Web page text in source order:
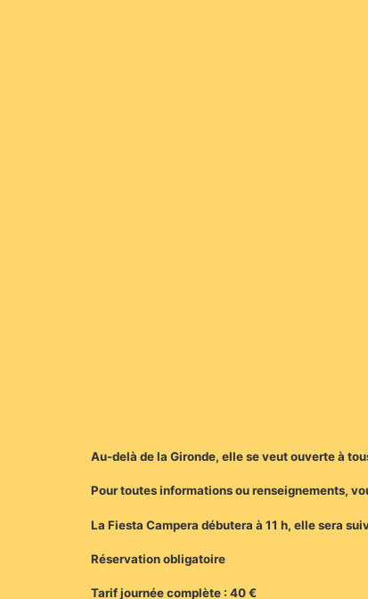
Au-delà de la Gironde, elle se veut ouverte à
Pour toutes informations ou renseignements,
La Fiesta Campera débutera à 11 h, elle sera
Réservation obligatoire
Tarif journée complète : 40 €